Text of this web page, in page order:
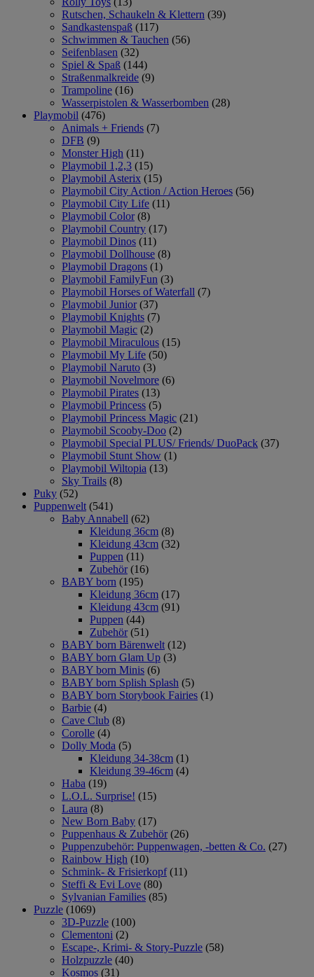
Rutschen, Schaukeln & Klettern (39)
Sandkastenspaß (117)
Schwimmen & Tauchen (56)
Seifenblasen (32)
Spiel & Spaß (144)
Straßenmalkreide (9)
Trampoline (16)
Wasserpistolen & Wasserbomben (28)
Playmobil (476)
Animals + Friends (7)
DFB (9)
Monster High (11)
Playmobil 1,2,3 (15)
Playmobil Asterix (15)
Playmobil City Action / Action Heroes (56)
Playmobil City Life (11)
Playmobil Color (8)
Playmobil Country (17)
Playmobil Dinos (11)
Playmobil Dollhouse (8)
Playmobil Dragons (1)
Playmobil FamilyFun (3)
Playmobil Horses of Waterfall (7)
Playmobil Junior (37)
Playmobil Knights (7)
Playmobil Magic (2)
Playmobil Miraculous (15)
Playmobil My Life (50)
Playmobil Naruto (3)
Playmobil Novelmore (6)
Playmobil Pirates (13)
Playmobil Princess (5)
Playmobil Princess Magic (21)
Playmobil Scooby-Doo (2)
Playmobil Special PLUS/ Friends/ DuoPack (37)
Playmobil Stunt Show (1)
Playmobil Wiltopia (13)
Sky Trails (8)
Puky (52)
Puppenwelt (541)
Baby Annabell (62)
Kleidung 36cm (8)
Kleidung 43cm (32)
Puppen (11)
Zubehör (16)
BABY born (195)
Kleidung 36cm (17)
Kleidung 43cm (91)
Puppen (44)
Zubehör (51)
BABY born Bärenwelt (12)
BABY born Glam Up (3)
BABY born Minis (6)
BABY born Splish Splash (5)
BABY born Storybook Fairies (1)
Barbie (4)
Cave Club (8)
Corolle (4)
Dolly Moda (5)
Kleidung 34-38cm (1)
Kleidung 39-46cm (4)
Haba (19)
L.O.L. Surprise! (15)
Laura (8)
New Born Baby (17)
Puppenhaus & Zubehör (26)
Puppenzubehör: Puppenwagen, -betten & Co. (27)
Rainbow High (10)
Schmink- & Frisierkopf (11)
Steffi & Evi Love (80)
Sylvanian Families (85)
Puzzle (1069)
3D-Puzzle (100)
Clementoni (2)
Escape-, Krimi- & Story-Puzzle (58)
Holzpuzzle (40)
Kosmos (31)